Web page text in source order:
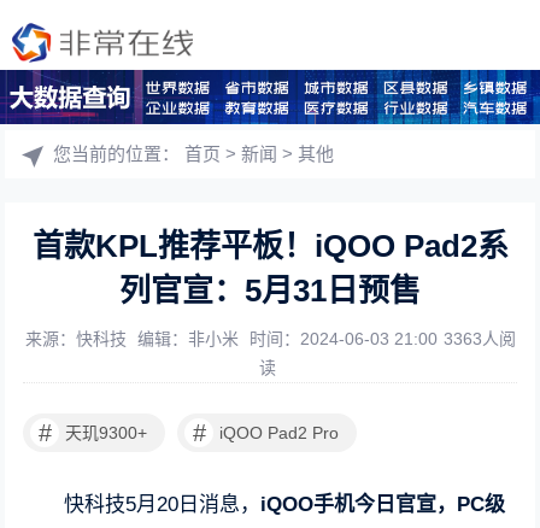
您当前的位置：首页 >新闻 >其他
首款KPL推荐平板！iQOO Pad2系
列官宣：5月31日预售
来源：快科技 编辑：非小米 时间：2024-06-03 21:00 3363人阅
读
# 天玑9300+ # iQOO Pad2 Pro
快科技5月20日消息， iQOO手机今日官宣，PC级